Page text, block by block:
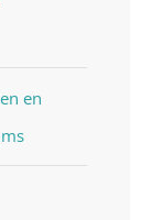
en